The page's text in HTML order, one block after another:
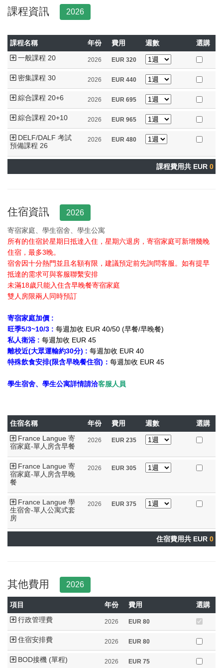
課程資訊 2026
課程名稱 年份 費用 週數
選購
一般課程 20
2026 EUR 320
密集課程 30 2026 EUR 440
綜合課程 20+6 2026 EUR 695
綜合課程 20+10 2026 EUR 965
DELF/DALF 考試
預備課程 26
2026 EUR 480
課程費用共 EUR 0
住宿資訊 2026
寄宿家庭、學生宿舍、學生公寓
所有的住宿於星期日抵達入住，星期六退房，寄宿家庭可新增幾晚
住宿，最多3晚。
宿舍因十分熱門並且名額有限，建議預定前先詢問客服。如有提早
抵達的需求可與客服聯繫安排
未滿18歲只能入住含早晚餐寄宿家庭
雙人房限兩人同時預訂
寄宿家庭加價 :
旺季5/3~10/3 : 每週加收 EUR 40/50 (早餐/早晚餐)
私人衛浴 : 每週加收 EUR 45
離校近(大眾運輸約30分) : 每週加收 EUR 40
特殊飲食安排(限含早晚餐住宿)： 每週加收 EUR 45
學生宿舍、學生公寓詳情請洽客服人員
住宿名稱 年份 費用 週數
選購
France Langue 寄
宿家庭-單人房含早餐
2026 EUR 235
France Langue 寄
宿家庭-單人房含早晚
餐
2026 EUR 305
France Langue 學
生宿舍-單人公寓式套
房
2026 EUR 375
住宿費用共 EUR 0
其他費用 2026
項目 年份 費用
選購
行政管理費
2026 EUR 80
住宿安排費 2026 EUR 80
BOD接機 (單程) 2026 EUR 75